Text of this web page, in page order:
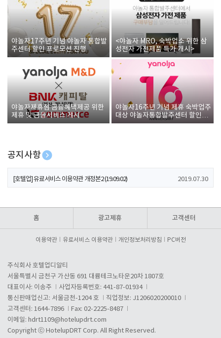
야놀자17주년 기념 야놀자 통합발
주센터 할인 프로모션 진행
<야놀자 MRO, 숙박업소 위한 삼
성전자 가전제품 특가 개시>
야놀자제휴점 금융혜택제공 위한
제휴 및 금융서비스 게시
야놀자16주년 기념 제휴 숙박업주
대상 야놀자통합발주센터 할인쿠
폰 증정
공지사항
[호텔업] 개인정보 처리방침 개정본1 (19.09.02)
[호텔업] 유료서비스 이용약관 개정본2 (19.09.02) 2019.07.30
홈 광고제휴 고객센터
이용약관 유료서비스 이용약관 개인정보처리방침 PC버전
주식회사 호텔업디알티
서울특별시 금천구 가산동 691 대륭테크노타운20차 1807호
대표이사: 이송주
사업자등록번호: 441-87-01934
통신판매업신고: 서울금천-1204 호
직업정보: J1206020200010
고객센터: 1644-7896
Fax: 02-2225-8487
이메일: hdrt1109@hotelupdrt.com
Copyright ⓒ HotelupDRT Corp. All Right Reserved.